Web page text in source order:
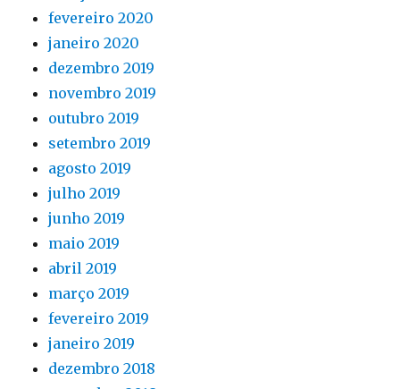
fevereiro 2020
janeiro 2020
dezembro 2019
novembro 2019
outubro 2019
setembro 2019
agosto 2019
julho 2019
junho 2019
maio 2019
abril 2019
março 2019
fevereiro 2019
janeiro 2019
dezembro 2018